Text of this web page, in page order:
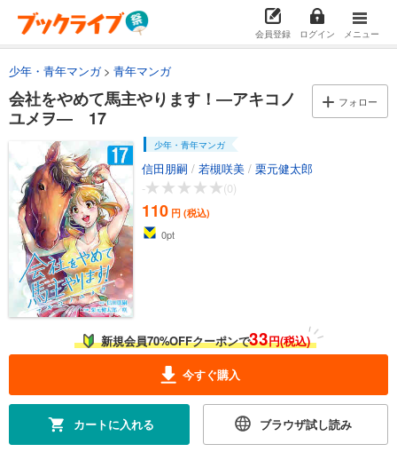
会員登録 ログイン メニュー
少年・青年マンガ 青年マンガ
会社をやめて馬主やります！―アキコノ
ユメヲ― 17
フォロー
少年・青年マンガ
信田朋嗣 / 若槻咲美 / 栗元健太郎
-
(0)
110 円 (税込)
0pt
新規会員70%OFFクーポンで33円(税込)
今すぐ購入
カートに入れる ブラウザ試し読み
110円 (税込)
カート
あらすじを表示する
会社をやめて馬主やります！―アキコノユメヲ― 5
110円 (税込)
あらすじを表示する
会社をやめて馬主やります！―アキコノユメヲ― 6
110円 (税込)
あらすじを表示する
会社をやめて馬主やります！―アキコノユメヲ― 7
110円 (税込)